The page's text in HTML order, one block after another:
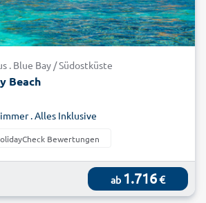
. Blue Bay / Südostküste
Beach
. Alles Inklusive
Bewertungen
ab 1.716€